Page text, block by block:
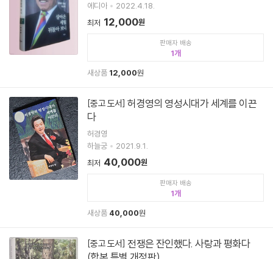
에디아
2022.4.18.
최저 12,000원
판매자 배송
1
새상품 12,000원
[중고 도서] 허경영의 영성시대가 세계를 이끈
다
허경영
하늘궁
2021.9.1.
최저 40,000원
판매자 배송
1
새상품 40,000원
[중고 도서] 전쟁은 잔인했다. 사랑과 평화다